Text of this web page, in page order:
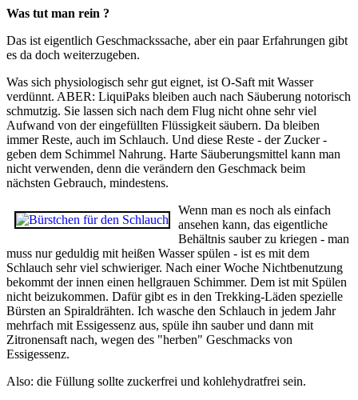
Was tut man rein ?
Das ist eigentlich Geschmackssache, aber ein paar Erfahrungen gibt
es da doch weiterzugeben.
Was sich physiologisch sehr gut eignet, ist O-Saft mit Wasser
verdünnt. ABER: LiquiPaks bleiben auch nach Säuberung notorisch
schmutzig. Sie lassen sich nach dem Flug nicht ohne sehr viel
Aufwand von der eingefüllten Flüssigkeit säubern. Da bleiben
immer Reste, auch im Schlauch. Und diese Reste - der Zucker -
geben dem Schimmel Nahrung. Harte Säuberungsmittel kann man
nicht verwenden, denn die verändern den Geschmack beim
nächsten Gebrauch, mindestens.
Wenn man es noch als einfach
ansehen kann, das eigentliche
Behältnis sauber zu kriegen - man
muss nur geduldig mit heißen Wasser spülen - ist es mit dem
Schlauch sehr viel schwieriger. Nach einer Woche Nichtbenutzung
bekommt der innen einen hellgrauen Schimmer. Dem ist mit Spülen
nicht beizukommen. Dafür gibt es in den Trekking-Läden spezielle
Bürsten an Spiraldrähten. Ich wasche den Schlauch in jedem Jahr
mehrfach mit Essigessenz aus, spüle ihn sauber und dann mit
Zitronensaft nach, wegen des "herben" Geschmacks von
Essigessenz.
Also: die Füllung sollte zuckerfrei und kohlehydratfrei sein.